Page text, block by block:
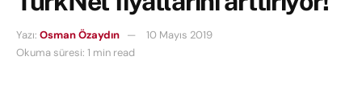
Yazı: Osman Özaydın
10 Mayıs 2019
Okuma süresi: 1 min read